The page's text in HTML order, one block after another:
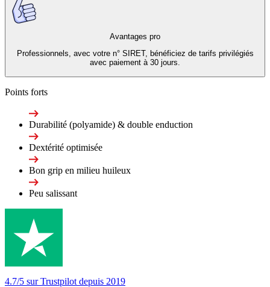
Avantages pro
Professionnels, avec votre n° SIRET, bénéficiez de tarifs privilégiés
avec paiement à 30 jours.
Points forts
Durabilité (polyamide) & double enduction
Dextérité optimisée
Bon grip en milieu huileux
Peu salissant
4.7/5 sur Trustpilot depuis 2019